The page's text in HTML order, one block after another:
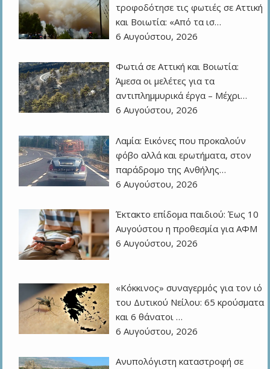
τροφοδότησε τις φωτιές σε Αττική
και Βοιωτία: «Από τα ισ…
6 Αυγούστου, 2026
Φωτιά σε Αττική και Βοιωτία:
Άμεσα οι μελέτες για τα
αντιπλημμυρικά έργα – Μέχρι…
6 Αυγούστου, 2026
Λαμία: Εικόνες που προκαλούν
φόβο αλλά και ερωτήματα, στον
παράδρομο της Ανθήλης…
6 Αυγούστου, 2026
Έκτακτο επίδομα παιδιού: Έως 10
Αυγούστου η προθεσμία για ΑΦΜ
6 Αυγούστου, 2026
«Κόκκινος» συναγερμός για τον ιό
του Δυτικού Νείλου: 65 κρούσματα
και 6 θάνατοι …
6 Αυγούστου, 2026
Ανυπολόγιστη καταστροφή σε